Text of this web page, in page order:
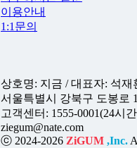
이용안내
1:1문의
상호명: 지금 / 대표자: 석재
서울특별시 강북구 도봉로
고객센터: 1555-0001(24시
ziegum@nate.com
ⓒ 2024-2026 ZiGUM ,Inc.